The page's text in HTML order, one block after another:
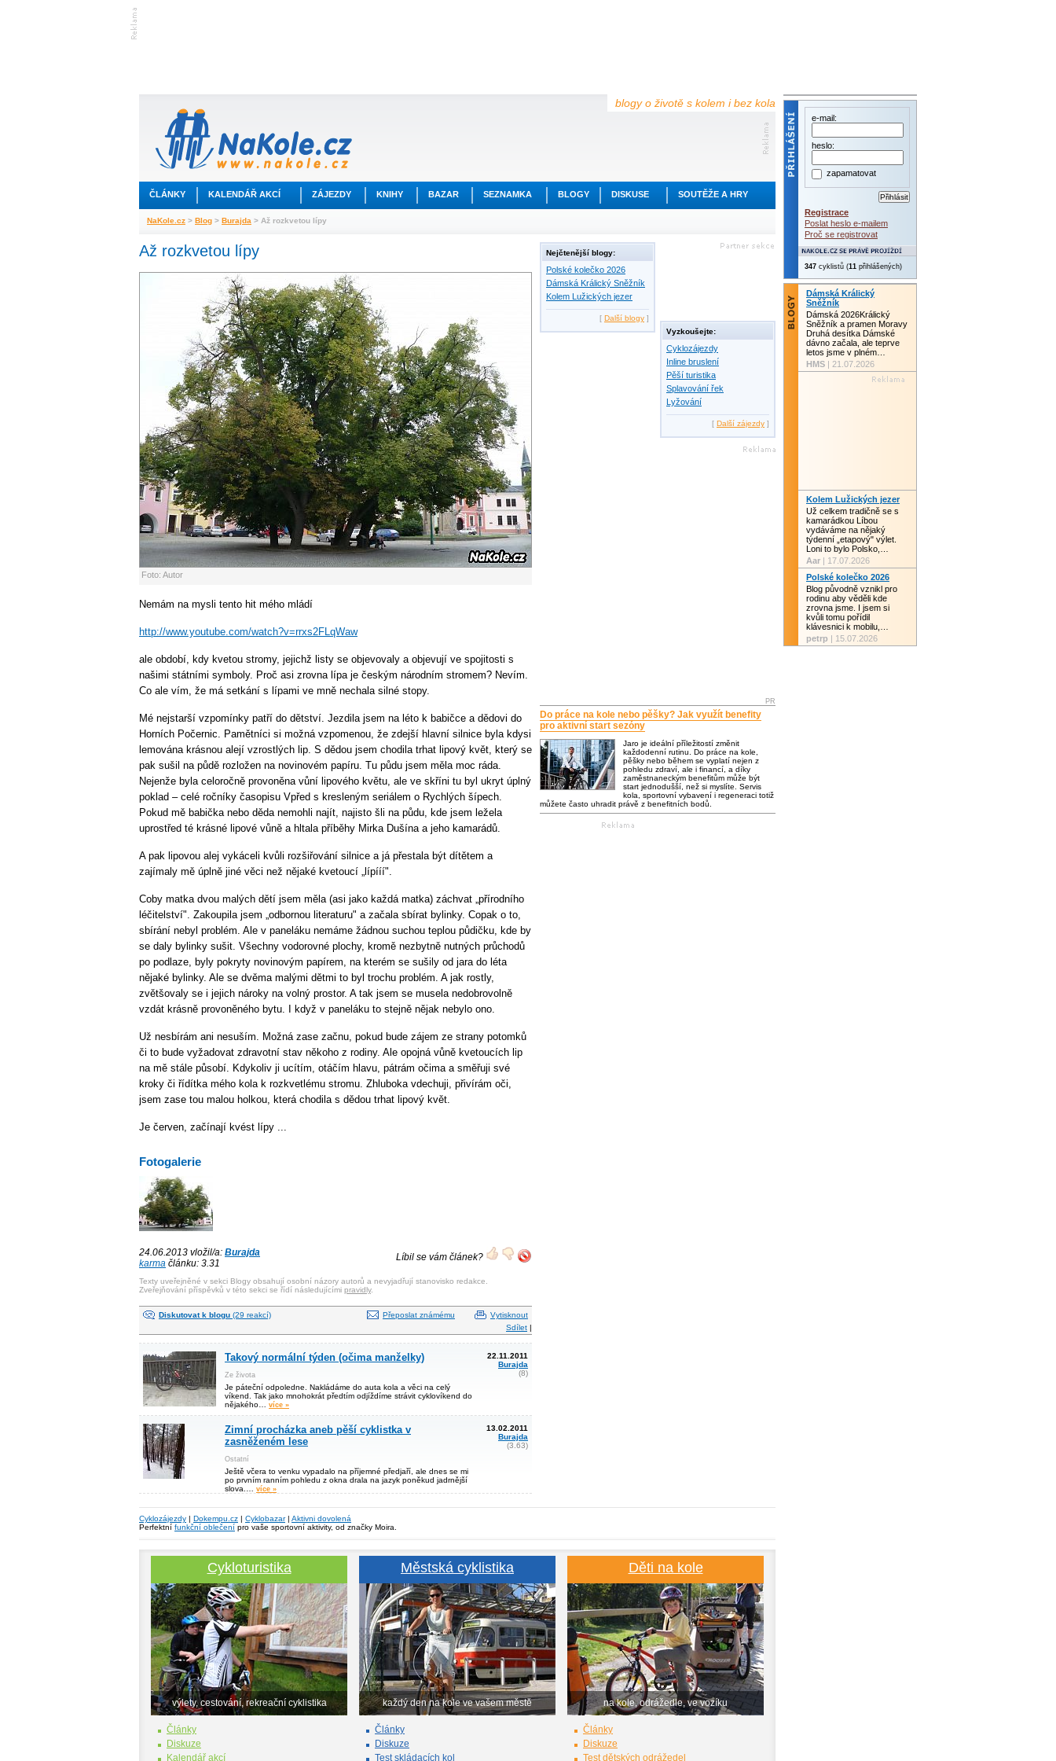
blogy o životě s kolem i bez kola
ČLÁNKY KALENDÁŘ AKCÍ ZÁJEZDY KNIHY BAZAR SEZNAMKA BLOGY DISKUSE SOUTĚŽE A HRY
NaKole.cz > Blog > Burajda > Až rozkvetou lípy
Až rozkvetou lípy
Foto: Autor
Nemám na mysli tento hit mého mládí
http://www.youtube.com/watch?v=rrxs2FLqWaw
ale období, kdy kvetou stromy, jejichž listy se objevovaly a objevují ve spojitosti s
našimi státními symboly. Proč asi zrovna lípa je českým národním stromem? Nevím.
Co ale vím, že má setkání s lípami ve mně nechala silné stopy.
Mé nejstarší vzpomínky patří do dětství. Jezdila jsem na léto k babičce a dědovi do
Horních Počernic. Pamětníci si možná vzpomenou, že zdejší hlavní silnice byla kdysi
lemována krásnou alejí vzrostlých lip. S dědou jsem chodila trhat lipový květ, který se
pak sušil na půdě rozložen na novinovém papíru. Tu půdu jsem měla moc ráda.
Nejenže byla celoročně provoněna vůní lipového květu, ale ve skříni tu byl ukryt úplný
poklad – celé ročníky časopisu Vpřed s kresleným seriálem o Rychlých šípech.
Pokud mě babička nebo děda nemohli najít, najisto šli na půdu, kde jsem ležela
uprostřed té krásné lipové vůně a hltala příběhy Mirka Dušína a jeho kamarádů.
A pak lipovou alej vykáceli kvůli rozšiřování silnice a já přestala být dítětem a
zajímaly mě úplně jiné věci než nějaké kvetoucí „lípííí".
Coby matka dvou malých dětí jsem měla (asi jako každá matka) záchvat „přírodního
léčitelství". Zakoupila jsem „odbornou literaturu" a začala sbírat bylinky. Copak o to,
sbírání nebyl problém. Ale v paneláku nemáme žádnou suchou teplou půdičku, kde by
se daly bylinky sušit. Všechny vodorovné plochy, kromě nezbytně nutných průchodů
po podlaze, byly pokryty novinovým papírem, na kterém se sušily od jara do léta
nějaké bylinky. Ale se dvěma malými dětmi to byl trochu problém. A jak rostly,
zvětšovaly se i jejich nároky na volný prostor. A tak jsem se musela nedobrovolně
vzdát krásně provoněného bytu. I když v paneláku to stejně nějak nebylo ono.
Už nesbírám ani nesuším. Možná zase začnu, pokud bude zájem ze strany potomků
či to bude vyžadovat zdravotní stav někoho z rodiny. Ale opojná vůně kvetoucích lip
na mě stále působí. Kdykoliv ji ucítím, otáčím hlavu, pátrám očima a směřuji své
kroky či řídítka mého kola k rozkvetlému stromu. Zhluboka vdechuji, přivírám oči,
jsem zase tou malou holkou, která chodila s dědou trhat lipový květ.
Je červen, začínají kvést lípy ...
Fotogalerie
24.06.2013 vložil/a: Burajda
karma článku: 3.31
Líbil se vám článek?
Texty uveřejněné v sekci Blogy obsahují osobní názory autorů a nevyjadřují stanovisko redakce.
Zveřejňování příspěvků v této sekci se řídí následujícími pravidly.
Diskutovat k blogu (29 reakcí) Vytisknout
Přeposlat známému
Sdílet |
Takový normální týden (očima manželky)
Ze života
Je páteční odpoledne. Nakládáme do auta kola a věci na celý
víkend. Tak jako mnohokrát předtím odjíždíme strávit cyklovíkend do
nějakého… více »
22.11.2011
Burajda
(8)
Zimní procházka aneb pěší cyklistka v
zasněženém lese
Ostatní
Ještě včera to venku vypadalo na příjemné předjaří, ale dnes se mi
po prvním ranním pohledu z okna drala na jazyk poněkud jadrnější
slova.… více »
13.02.2011
Burajda
(3.63)
Nejčtenější blogy:
Polské kolečko 2026
Dámská Králický Sněžník
Kolem Lužických jezer
[ Další blogy ]
Vyzkoušejte:
Cyklozájezdy
Inline bruslení
Pěší turistika
Splavování řek
Lyžování
[ Další zájezdy ]
PR
Do práce na kole nebo pěšky? Jak využít benefity
pro aktivní start sezóny
Jaro je ideální příležitostí změnit
každodenní rutinu. Do práce na kole,
pěšky nebo během se vyplatí nejen z
pohledu zdraví, ale i financí, a díky
zaměstnaneckým benefitům může být
start jednodušší, než si myslíte. Servis
kola, sportovní vybavení i regeneraci totiž
můžete často uhradit právě z benefitních bodů.
Cyklozájezdy | Dokempu.cz | Cyklobazar| Aktivni dovolená
Perfektní funkční oblečení pro vaše sportovní aktivity, od značky Moira.
Cykloturistika
výlety, cestování, rekreační cyklistika
Články
Diskuze
Kalendář akcí
Městská cyklistika
každý den na kole ve vašem městě
Články
Diskuze
Test skládacích kol
Děti na kole
na kole, odrážedle, ve vozíku
Články
Diskuze
Test dětských odrážedel
e-mail:
heslo:
zapamatovat
Registrace
Poslat heslo e-mailem
Proč se registrovat
347 cyklistů (11 přihlášených)
Dámská Králický
Sněžník
Dámská 2026Králický
Sněžník a pramen Moravy
Druhá desítka Dámské
dávno začala, ale teprve
letos jsme v plném…
HMS | 21.07.2026
Kolem Lužických jezer
Už celkem tradičně se s
kamarádkou Líbou
vydáváme na nějaký
týdenní „etapový" výlet.
Loni to bylo Polsko,…
Aar | 17.07.2026
Polské kolečko 2026
Blog původně vznikl pro
rodinu aby věděli kde
zrovna jsme. I jsem si
kvůli tomu pořídil
klávesnici k mobilu,…
petrp | 15.07.2026